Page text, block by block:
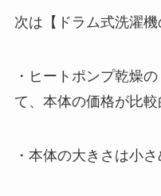
次は【ドラム式洗濯機
・ヒートポンプ乾燥
て、本体の価格が比較
・本体の大きさは小さ